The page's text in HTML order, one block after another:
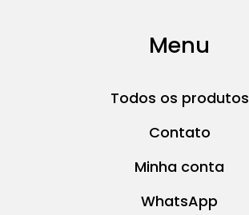
Menu
Todos os produtos
Contato
Minha conta
WhatsApp